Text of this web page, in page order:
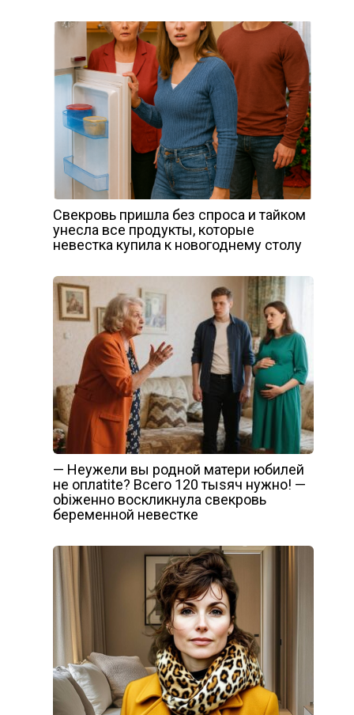
Свекровь пришла без спроса и тайком
унесла все продукты, которые
невестка купила к новогоднему столу
— Неужели вы родной матери юбилей
не оплаtitе? Всего 120 тыsяч нужно! —
оbiженно воскликнула свекровь
беременной невестке